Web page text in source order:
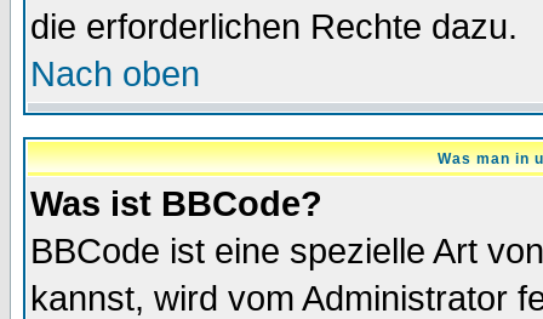
die erforderlichen Rechte dazu.
Nach oben
Was man in
Was ist BBCode?
BBCode ist eine spezielle Art
kannst, wird vom Administrator